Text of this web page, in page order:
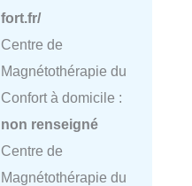
fort.fr/
Centre de
Magnétothérapie du
Confort à domicile :
non renseigné
Centre de
Magnétothérapie du